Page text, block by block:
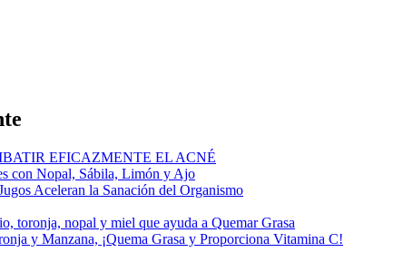
EFICAZMENTE EL ACNÉ
con Nopal, Sábila, Limón y Ajo
Aceleran la Sanación del Organismo
toronja, nopal y miel que ayuda a Quemar Grasa
y Manzana, ¡Quema Grasa y Proporciona Vitamina C!